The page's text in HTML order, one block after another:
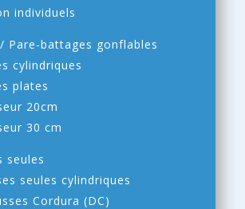
individuels
Pare-battages gonflables
cylindriques
plates
20cm
30 cm
seules
seules cylindriques
Cordura (DC)